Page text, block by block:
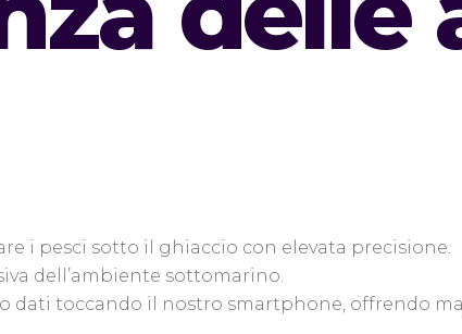
i pesci sotto il ghiaccio con elevata precisione.
dell’ambiente sottomarino.
dati toccando il nostro smartphone, offrendo